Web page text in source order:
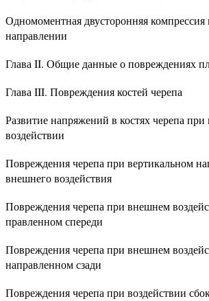
Одномоментная двусторонняя
направлении
Глава II. Общие данные о повреждениях
Глава III. Повреждения костей черепа
Развитие напряжений в костях черепа
воздействии
Повреждения черепа при вертикальном
внешнего воздействия
Повреждения черепа при внешнем
правленном спереди
Повреждения черепа при внешнем
направленном сзади
Повреждения черепа при воздействии